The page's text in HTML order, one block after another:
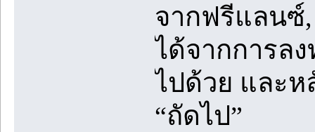
จากฟรีแลนซ์,
ได้จากการล
ไปด้วย และห
“ถัดไป”